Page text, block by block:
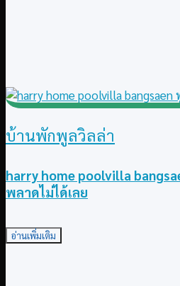
บ้านพักพูลวิลล่า
harry home poolvilla
พลาดไม่ได้เลย
อ่านเพิ่มเติม